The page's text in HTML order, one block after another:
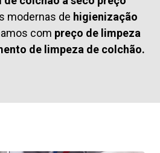
modernas de higienização
com preço de limpeza
de limpeza de colchão.